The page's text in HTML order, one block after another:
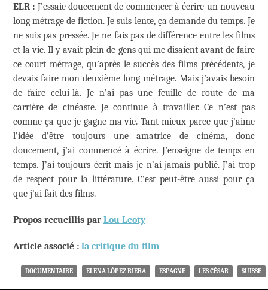
ELR : J’essaie doucement de commencer à écrire un nouveau
long métrage de fiction. Je suis lente, ça demande du temps. Je
ne suis pas pressée. Je ne fais pas de différence entre les films
et la vie. Il y avait plein de gens qui me disaient avant de faire
ce court métrage, qu’après le succès des films précédents, je
devais faire mon deuxième long métrage. Mais j’avais besoin
de faire celui-là. Je n’ai pas une feuille de route de ma
carrière de cinéaste. Je continue à travailler. Ce n’est pas
comme ça que je gagne ma vie. Tant mieux parce que j’aime
l’idée d’être toujours une amatrice de cinéma, donc
doucement, j’ai commencé à écrire. J’enseigne de temps en
temps. J’ai toujours écrit mais je n’ai jamais publié. J’ai trop
de respect pour la littérature. C’est peut-être aussi pour ça
que j’ai fait des films.
Propos recueillis parLou Leoty
Article associé : la critique du film
DOCUMENTAIRE ELENA LÓPEZ RIERA ESPAGNE LES CÉSAR SUISSE